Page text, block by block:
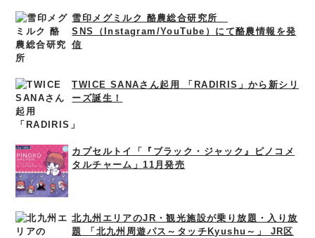
雪印メグミルク 酪農総合研究所
SNS（Instagram/YouTube）にて酪農情報を発
信
TWICE SANAさん起用 「RADIRIS」から新シリ
ーズ誕生！
カプセルトイ「『ブラック・ジャック』ピノコメ
タルチャーム」11月発売
北九州エリアのJR・観光施設が乗り放題・入り放
題 「北九州周遊パス～タッチKyushu～」 JR区